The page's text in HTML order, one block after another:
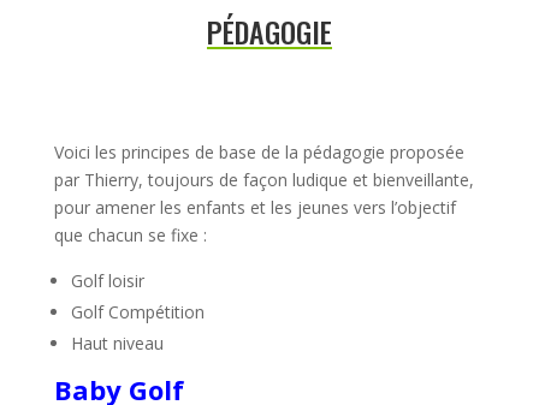
PÉDAGOGIE
Voici les principes de base de la pédagogie proposée
par Thierry, toujours de façon ludique et bienveillante,
pour amener les enfants et les jeunes vers l’objectif
que chacun se fixe :
Golf loisir
Golf Compétition
Haut niveau
Baby Golf